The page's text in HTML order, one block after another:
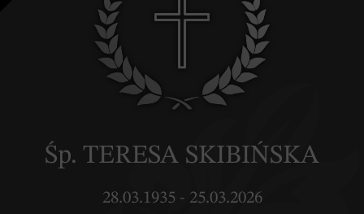
Śp. TERESA SKIBIŃSKA
28.03.1935 - 25.03.2026